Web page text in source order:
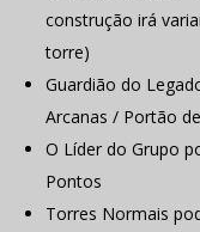
construção irá
torre)
Guardião do
Arcanas / Portão
O Líder do Grupo
Pontos
Torres Normais